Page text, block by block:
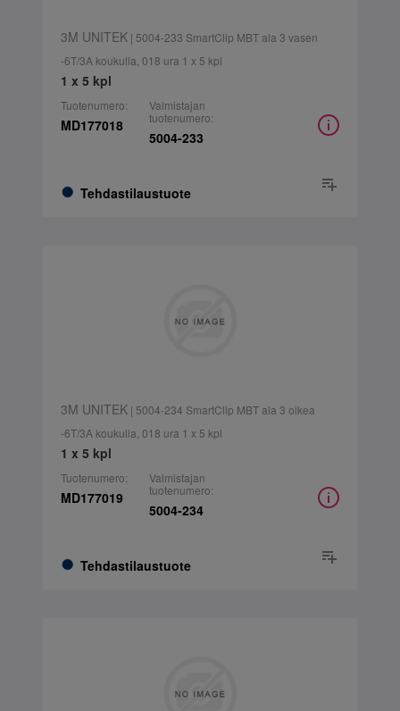
3M UNITEK| 5004-233 SmartClip MBT ala 3 vasen
-6T/3A koukulla, 018 ura 1 x 5 kpl
1 x 5 kpl
Tuotenumero:
MD177018
Tehdastilaustuote
Valmistajan
tuotenumero:
5004-233
3M UNITEK| 5004-234 SmartClip MBT ala 3 oikea
-6T/3A koukulla, 018 ura 1 x 5 kpl
1 x 5 kpl
Tuotenumero:
MD177019
Tehdastilaustuote
Valmistajan
tuotenumero:
5004-234